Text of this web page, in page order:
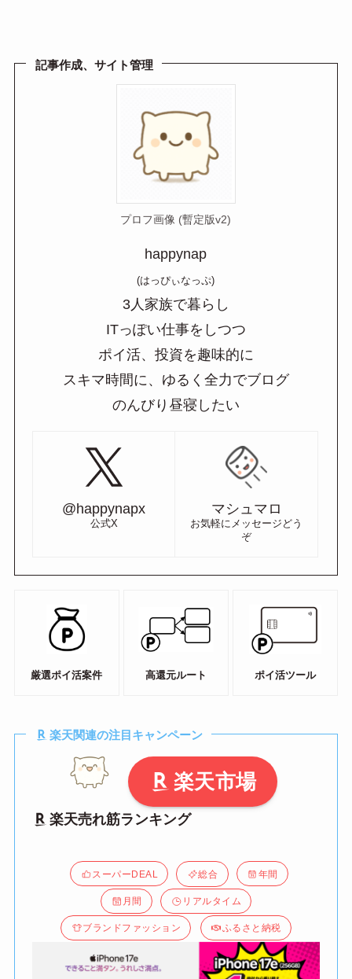
a
記事作成、サイト管理
プロフ画像 (暫定版v2)
happynap
(はっぴぃなっぷ)
3人家族で暮らし
ITっぽい仕事をしつつ
ポイ活、投資を趣味的に
スキマ時間に、ゆるく全力でブログ
のんびり昼寝したい
@happynapx
公式X
マシュマロ
お気軽にメッセージどう
ぞ
厳選ポイ活案件 高還元ルート ポイ活ツール
楽天関連の注目キャンペーン
楽天市場
楽天売れ筋ランキング
スーパーDEAL 総合 年間
月間 リアルタイム
ブランドファッション ふるさと納税